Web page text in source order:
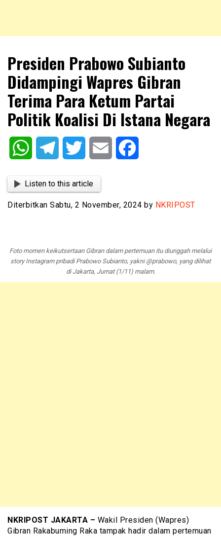
NKRIPOST
Presiden Prabowo Subianto
Didampingi Wapres Gibran
Terima Para Ketum Partai
Politik Koalisi Di Istana Negara
WhatsAppTelegram Twitter Email
Listen to this article
Diterbitkan Sabtu, 2 November, 2024 by NKRIPOST
Foto momen keikutsertaan Gibran dalam pertemuan itu diunggah melalui
story Instagram pribadi Prabowo Subianto, yakni @prabowo, yang dilihat
di Jakarta, Jumat (1/11) malam.
NKRIPOST JAKARTA – Wakil Presiden (Wapres)
Gibran Rakabuming Raka tampak hadir dalam pertemuan